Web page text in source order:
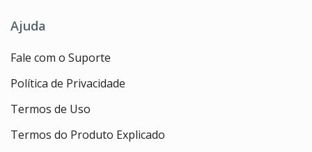
Ajuda
Fale com o Suporte
Política de Privacidade
Termos de Uso
Termos do Produto Explicado